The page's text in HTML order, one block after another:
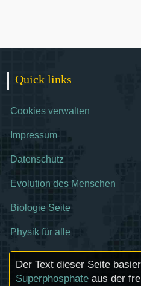
Quick links
Cookies verwalten
Impressum
Datenschutz
Evolution des Menschen
Biologie Seite
Physik für alle
Der Text dieser Seite
Superphosphate aus der